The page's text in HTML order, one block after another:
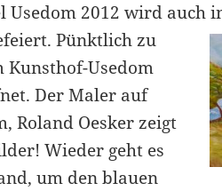
Usedom 2012 wird auch
Pünktlich zu
Kunsthof-Usedom
Der Maler auf
Roland Oesker zeigt
Wieder geht es
um den blauen